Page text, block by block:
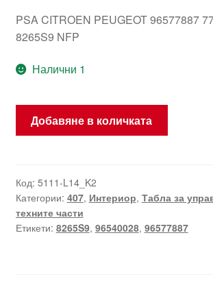
PSA CITROEN PEUGEOT 96577887
8265S9 NFP
Налични 1
количество
дисплея
на
радио
Peugeot
Добавяне в количката
Код: 5111-L14_K2
Категории: 407, Интериор, Табла за
техните части
Етикети: 8265S9, 96540028, 96577887